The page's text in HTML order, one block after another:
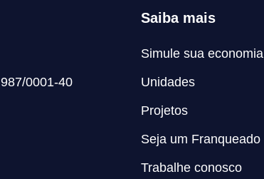
0001-40
Saiba mais
Simule sua economia
Unidades
Projetos
Seja um Franqueado
Trabalhe conosco